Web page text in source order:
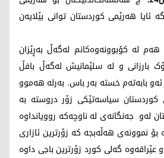
ئایا هەرێمی کوردستان توانی بێلایەن
لە کۆبوونەوەکانم لەگەڵ بەڕێزان
بارزانی و لە سلێمانیش لەگەڵ بافڵ
ئەو بابەتەم خستە بەر باس. بەرلە هەموو
سیاسەتێکی زۆر دروستە بە
لەو جەنگانەی لە ناوچەکە روویانداوە
بۆ نموونەی هەڵەبجە کە زۆرترین ئازاری
عێراقەوە گەلی کورد زۆرترین باجی داوە